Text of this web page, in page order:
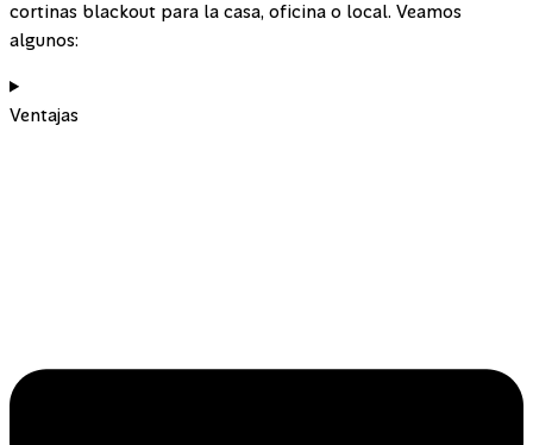
cortinas blackout para la casa, oficina o local. Veamos
algunos:
Ventajas